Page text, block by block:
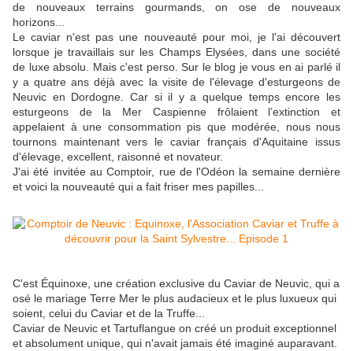
de nouveaux terrains gourmands, on ose de nouveaux
horizons...
Le caviar n'est pas une nouveauté pour moi, je l'ai découvert
lorsque je travaillais sur les Champs Elysées, dans une société
de luxe absolu. Mais c'est perso. Sur le blog je vous en ai parlé il
y a quatre ans déjà avec la visite de l'élevage d'esturgeons de
Neuvic en Dordogne. Car si il y a quelque temps encore les
esturgeons de la Mer Caspienne frôlaient l’extinction et
appelaient à une consommation pis que modérée, nous nous
tournons maintenant vers le caviar français d'Aquitaine issus
d'élevage, excellent, raisonné et novateur.
J'ai été invitée au Comptoir, rue de l'Odéon la semaine dernière
et voici la nouveauté qui a fait friser mes papilles...
C'est Équinoxe, une création exclusive du Caviar de Neuvic, qui a
osé le mariage Terre Mer le plus audacieux et le plus luxueux qui
soient, celui du Caviar et de la Truffe...
Caviar de Neuvic et Tartuflangue on créé un produit exceptionnel
et absolument unique, qui n'avait jamais été imaginé auparavant.